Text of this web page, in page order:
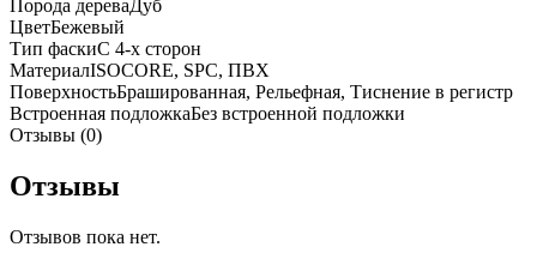
Порода дереваДуб
ЦветБежевый
Тип фаскиС 4-х сторон
МатериалISOCORE, SPC, ПВХ
ПоверхностьБрашированная, Рельефная, Тиснение в регистр
Встроенная подложкаБез встроенной подложки
Отзывы (0)
Отзывы
Отзывов пока нет.